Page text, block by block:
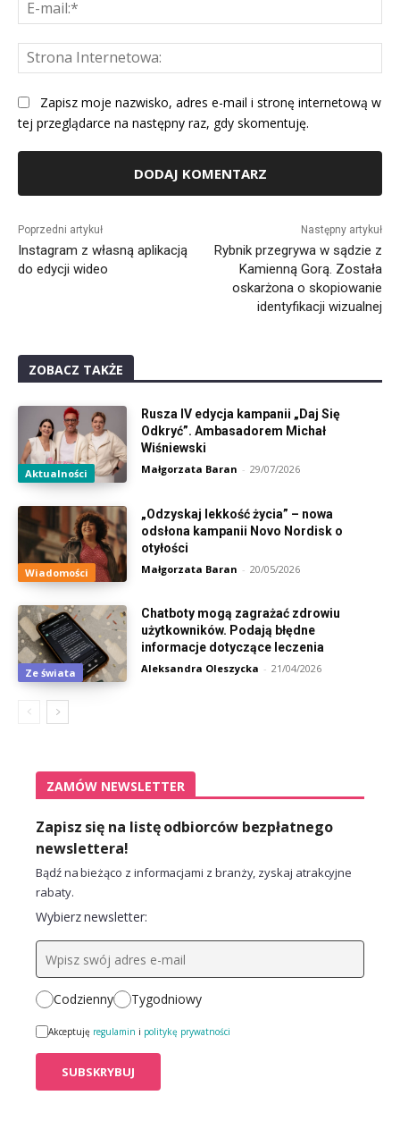
Zapisz moje nazwisko, adres e-mail i stronę internetową w
tej przeglądarce na następny raz, gdy skomentuję.
Poprzedni artykuł
Instagram z własną aplikacją
do edycji wideo
Następny artykuł
Rybnik przegrywa w sądzie z
Kamienną Gorą. Została
oskarżona o skopiowanie
identyfikacji wizualnej
ZOBACZ TAKŻE
Aktualności
Rusza IV edycja kampanii „Daj Się
Odkryć”. Ambasadorem Michał
Wiśniewski
Małgorzata Baran - 29/07/2026
Wiadomości
„Odzyskaj lekkość życia” – nowa
odsłona kampanii Novo Nordisk o
otyłości
Małgorzata Baran - 20/05/2026
Ze świata
Chatboty mogą zagrażać zdrowiu
użytkowników. Podają błędne
informacje dotyczące leczenia
Aleksandra Oleszycka - 21/04/2026
ZAMÓW NEWSLETTER
Zapisz się na listę odbiorców bezpłatnego
newslettera!
Bądź na bieżąco z informacjami z branży, zyskaj atrakcyjne
rabaty.
Wybierz newsletter:
Codzienny Tygodniowy
Akceptuję regulamin i politykę prywatności